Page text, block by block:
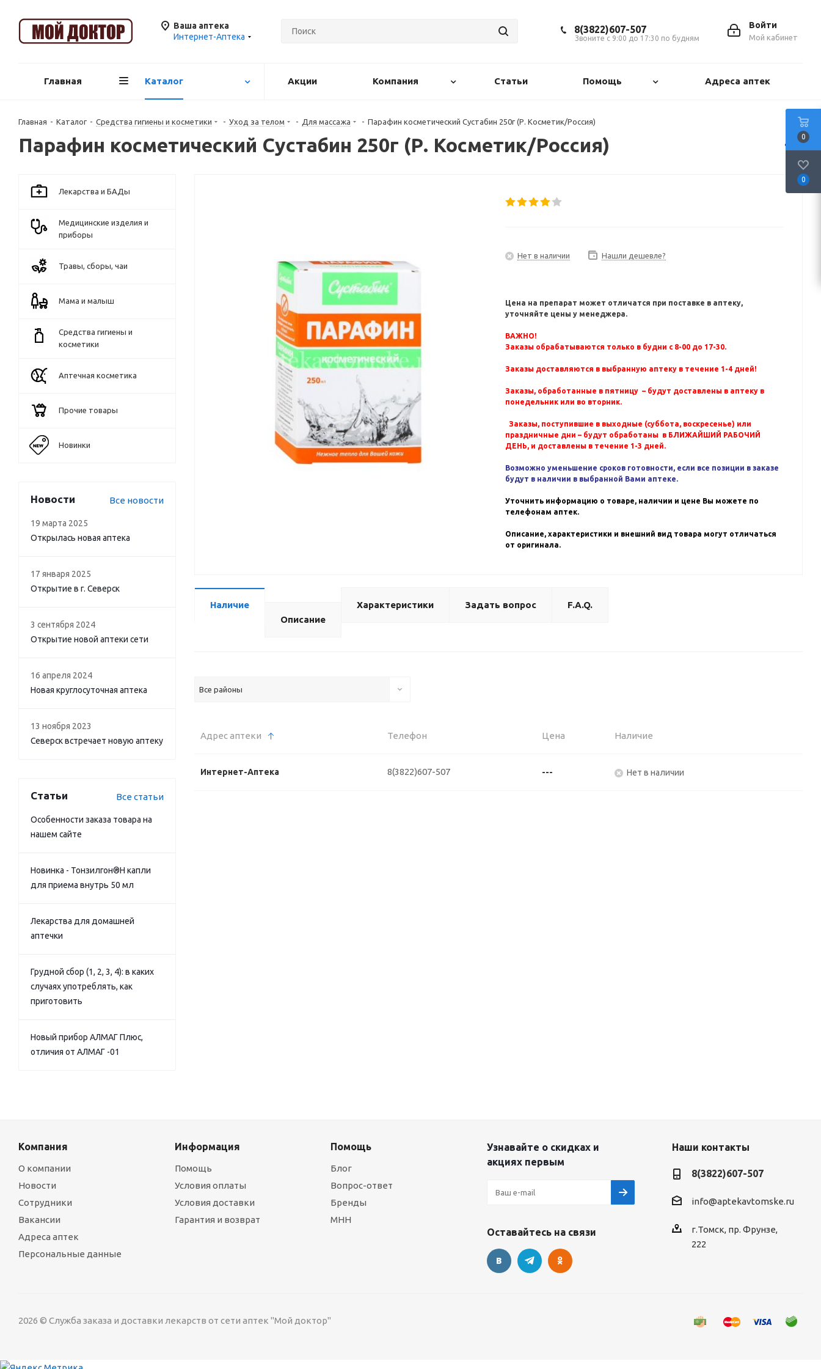
Ваша аптека
Интернет-Аптека
Войти
Мой кабинет
8(3822)607-507
Звоните с 9:00 до 17:30 по будням
Главная Каталог Акции Компания Статьи Помощь Адреса аптек
Главная - Каталог - Средства гигиены и косметики - Уход за телом - Для массажа - Парафин косметический Сустабин 250г (Р. Косметик/Россия)
Парафин косметический Сустабин 250г (Р. Косметик/Россия)
Нет в наличии Нашли дешевле?
Цена на препарат может отличатся при поставке в аптеку,
уточняйте цены у менеджера.
ВАЖНО!
Заказы обрабатываются только в будни с 8-00 до 17-30.
Заказы доставляются в выбранную аптеку в течение 1-4 дней!
Заказы, обработанные в пятницу – будут доставлены в аптеку в
понедельник или во вторник.
Заказы, поступившие в выходные (суббота, воскресенье) или
праздничные дни – будут обработаны в БЛИЖАЙШИЙ РАБОЧИЙ
ДЕНЬ, и доставлены в течение 1-3 дней.
Возможно уменьшение сроков готовности, если все позиции в заказе
будут в наличии в выбранной Вами аптеке.
Уточнить информацию о товаре, наличии и цене Вы можете по
телефонам аптек.
Описание, характеристики и внешний вид товара могут отличаться
от оригинала.
Наличие
Описание
Характеристики Задать вопрос F.A.Q.
Все районы
Адрес аптеки Телефон Цена Наличие
Интернет-Аптека 8(3822)607-507 --- Нет в наличии
Лекарства и БАДы
Медицинские изделия и
приборы
Травы, сборы, чаи
Мама и малыш
Средства гигиены и
косметики
Аптечная косметика
Прочие товары
Новинки
Новости Все новости
19 марта 2025
Открылась новая аптека
17 января 2025
Открытие в г. Северск
3 сентября 2024
Открытие новой аптеки сети
16 апреля 2024
Новая круглосуточная аптека
13 ноября 2023
Северск встречает новую аптеку
Статьи Все статьи
Особенности заказа товара на
нашем сайте
Новинка - Тонзилгон®Н капли
для приема внутрь 50 мл
Лекарства для домашней
аптечки
Грудной сбор (1, 2, 3, 4): в каких
случаях употреблять, как
приготовить
Новый прибор АЛМАГ Плюс,
отличия от АЛМАГ -01
Компания
О компании
Новости
Сотрудники
Вакансии
Адреса аптек
Персональные данные
Информация
Помощь
Условия оплаты
Условия доставки
Гарантия и возврат
Помощь
Блог
Вопрос-ответ
Бренды
МНН
Узнавайте о скидках и
акциях первым
Оставайтесь на связи
Наши контакты
8(3822)607-507
info@aptekavtomske.ru
г.Томск, пр. Фрунзе,
222
2026 © Служба заказа и доставки лекарств от сети аптек "Мой доктор"
0
0